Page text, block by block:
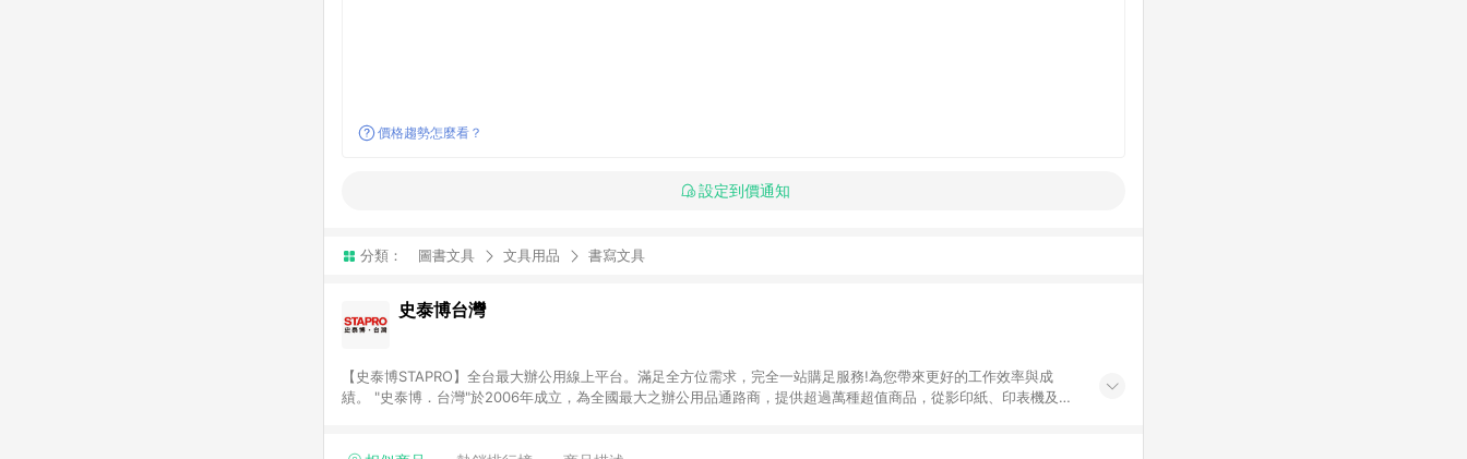
價格趨勢怎麼看？
設定到價通知
分類： 圖書文具 文具用品 書寫文具
史泰博台灣
【史泰博STAPRO】全台最大辦公用線上平台。滿足全方位需求，完全一站購足服務!為您帶來更好的工作效率與成
績。 "史泰博．台灣"於2006年成立，為全國最大之辦公用品通路商，提供超過萬種超值商品，從影印紙、印表機及耗